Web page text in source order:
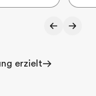
erzielt